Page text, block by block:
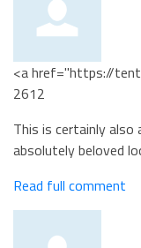
<a href="https://
2612
This is certainly
absolutely beloved
Read full comment